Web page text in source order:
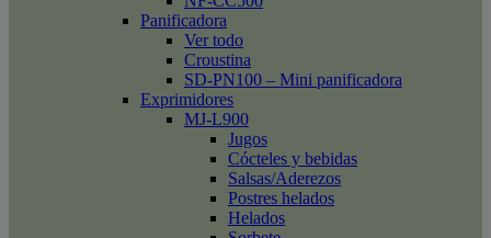
Panificadora
Ver todo
Croustina
SD-PN100 – Mini panificadora
Exprimidores
MJ-L900
Jugos
Cócteles y bebidas
Salsas/Aderezos
Postres helados
Helados